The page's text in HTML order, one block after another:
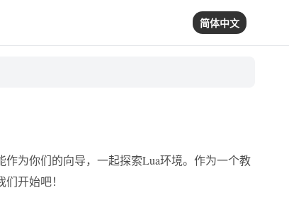
简体中文
为你们的向导，一起探索Lua环境。作为一个教
开始吧！